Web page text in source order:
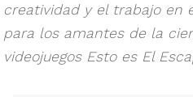
creatividad y el trabajo en
para los amantes de la
videojuegos Esto es El